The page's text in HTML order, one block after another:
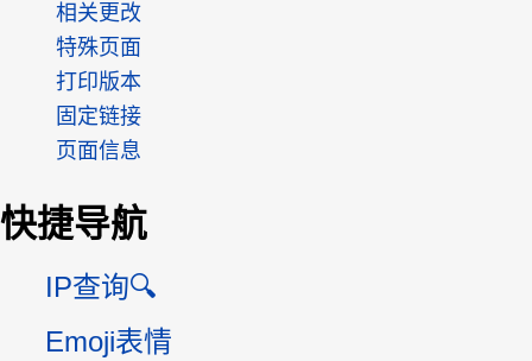
相关更改
特殊页面
打印版本
固定链接
页面信息
快捷导航
IP查询🔍
Emoji表情